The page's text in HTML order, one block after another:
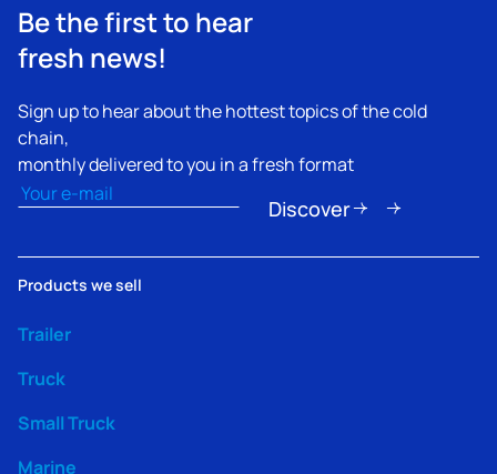
Be the first to hear
fresh news!
Sign up to hear about the hottest topics of the cold
chain,
monthly delivered to you in a fresh format
Email(erforderlich)
Discover
Products we sell
Trailer
Truck
Small Truck
Marine